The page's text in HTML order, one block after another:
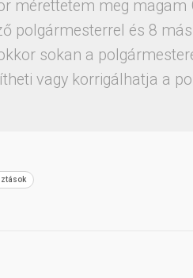
mérettetem meg magam
polgármesterrel és 8
sokan a
vagy korrigálhatja a